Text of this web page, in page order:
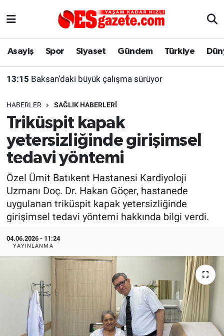
Asayiş Spor Siyaset Gündem Türkiye
13:15 Baksan’daki büyük çalışma sürüyor
HABERLER SAĞLIK HABERLERI
Triküspit kapak
yetersizliğinde girişimsel
tedavi yöntemi
Özel Ümit Batıkent Hastanesi Kardiyoloji
Uzmanı Doç. Dr. Hakan Göçer, hastanede
uygulanan triküspit kapak yetersizliğinde
girişimsel tedavi yöntemi hakkında bilgi verdi.
04.06.2026 - 11:24
YAYINLANMA
Asayiş
Gündem
Türkiye
Dünya
Sağlık
Alış-Veriş/İş dünyası
Yaşam
Eskişehirspor Arşivi
Eskişehir Arşivi
Röportaj
Ekonomi
Kültür Sanat
Politika
Bilecik
Kütahya
Gezi
Eskişehir Nöbetçi Eczaneler
Süper Lig Puan Durumu ve Fikstür
Tüm Manşetler
Son Dakika Haberleri
Haber Arşivi